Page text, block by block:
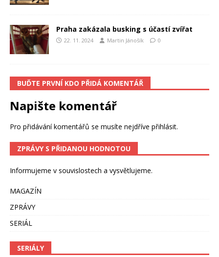
Praha zakázala busking s účastí zvířat
22. 11. 2024 Martin Jánošík 0
BUĎTE PRVNÍ KDO PŘIDÁ KOMENTÁŘ
Napište komentář
Pro přidávání komentářů se musíte nejdříve přihlásit.
ZPRÁVY S PŘIDANOU HODNOTOU
Informujeme v souvislostech a vysvětlujeme.
MAGAZÍN
ZPRÁVY
SERIÁL
SERIÁLY